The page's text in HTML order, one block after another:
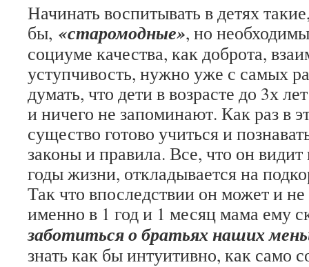
Начинать воспитывать в детях
бы, «старомодные», но
социуме качества, как доброта,
уступчивость, нужно уже с самых
думать, что дети в возрасте до 3х
и ничего не запоминают. Как раз в
существо готово учиться и
законы и правила. Все, что он
годы жизни, откладывается на
Так что впоследствии он может и
именно в 1 год и 1 месяц мама ему
заботиться о братьях наших
знать как бы интуитивно, как само